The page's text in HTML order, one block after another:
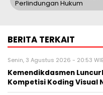
Perlindungan Hukum
BERITA TERKAIT
Senin, 3 Agustus 2026 - 20:53
Kemendikdasmen
Kompetisi Koding Visual